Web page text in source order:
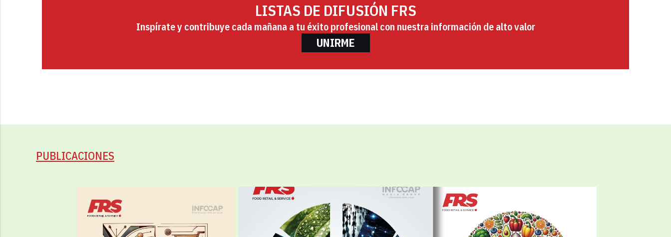
LISTAS DE DIFUSIÓN FRS
Inspírate y contribuye cada mañana a tu éxito profesional con nuestra información de alto valor
UNIRME
PUBLICACIONES